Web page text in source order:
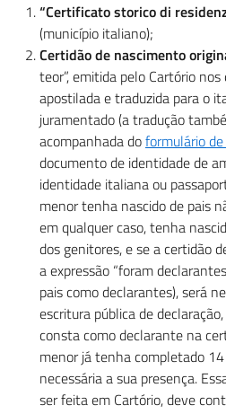
“Certificato storico di
(município italiano);
Certidão de nascimento
teor”, emitida pelo Cartório
apostilada e traduzida para o
juramentado (a tradução
acompanhada doformulário
documento de identidade de
identidade italiana ou
menor tenha nascido de pais
em qualquer caso, tenha
dos genitores, e se a certidão
a expressão “foram
pais como declarantes), será
escritura pública de
consta como declarante na
menor já tenha completado
necessária a sua presença.
ser feita em Cartório, deve